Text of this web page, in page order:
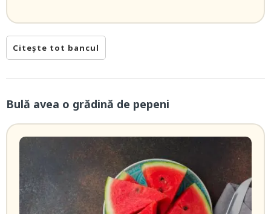
Citește tot bancul
Bulă avea o grădină de pepeni